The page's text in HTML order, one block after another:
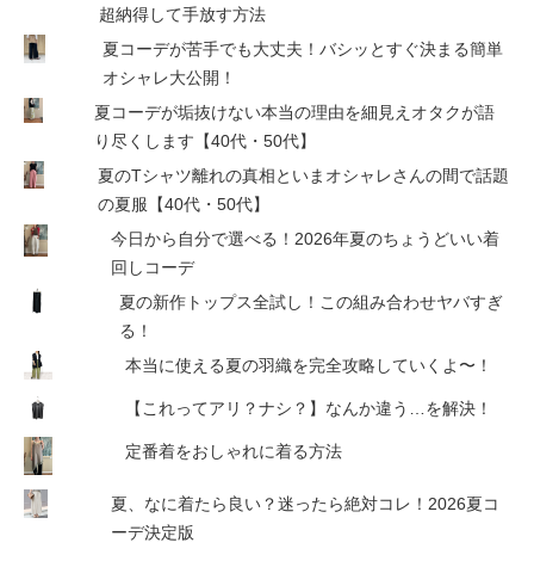
超納得して手放す方法
夏コーデが苦手でも大丈夫！バシッとすぐ決まる簡単
オシャレ大公開！
夏コーデが垢抜けない本当の理由を細見えオタクが語
り尽くします【40代・50代】
夏のTシャツ離れの真相といまオシャレさんの間で話題
の夏服【40代・50代】
今日から自分で選べる！2026年夏のちょうどいい着
回しコーデ
夏の新作トップス全試し！この組み合わせヤバすぎ
る！
本当に使える夏の羽織を完全攻略していくよ〜！
【これってアリ？ナシ？】なんか違う…を解決！
定番着をおしゃれに着る方法
夏、なに着たら良い？迷ったら絶対コレ！2026夏コ
ーデ決定版